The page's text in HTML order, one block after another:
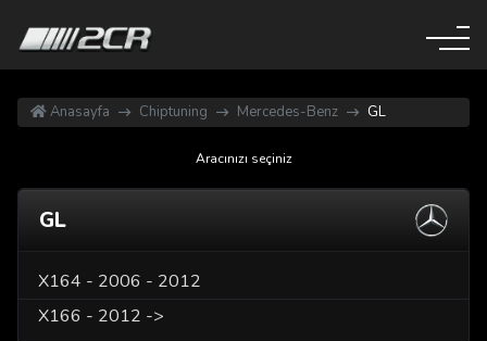
Anasayfa Chiptuning Mercedes-Benz GL
Aracınızı seçiniz
GL
X164 - 2006 - 2012
X166 - 2012 ->